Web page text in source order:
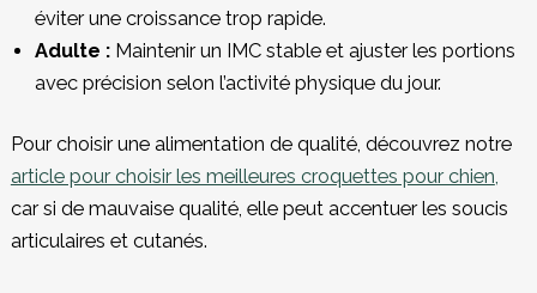
éviter une croissance trop rapide.
Adulte :Maintenir un IMC stable et ajuster les portions
avec précision selon l’activité physique du jour.
Pour choisir une alimentation de qualité, découvrez notre
article pour choisir les meilleures croquettes pour chien,
car si de mauvaise qualité, elle peut accentuer les soucis
articulaires et cutanés.